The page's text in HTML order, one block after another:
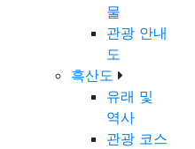
물
관광 안내
도
흑산도
유래 및
역사
관광 코스